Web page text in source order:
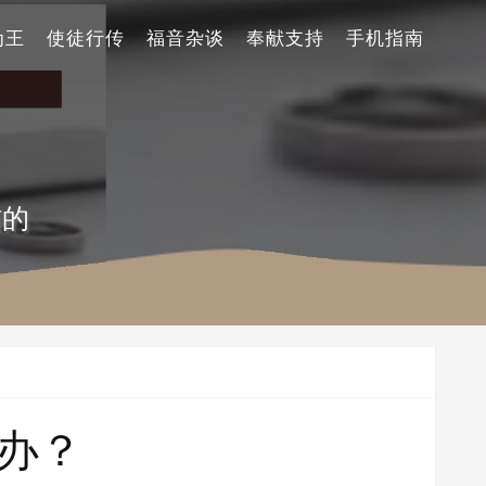
王 使徒行传 福音杂谈 奉献支持 手机指南
？